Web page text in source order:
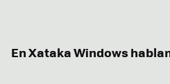
En Xataka Windows